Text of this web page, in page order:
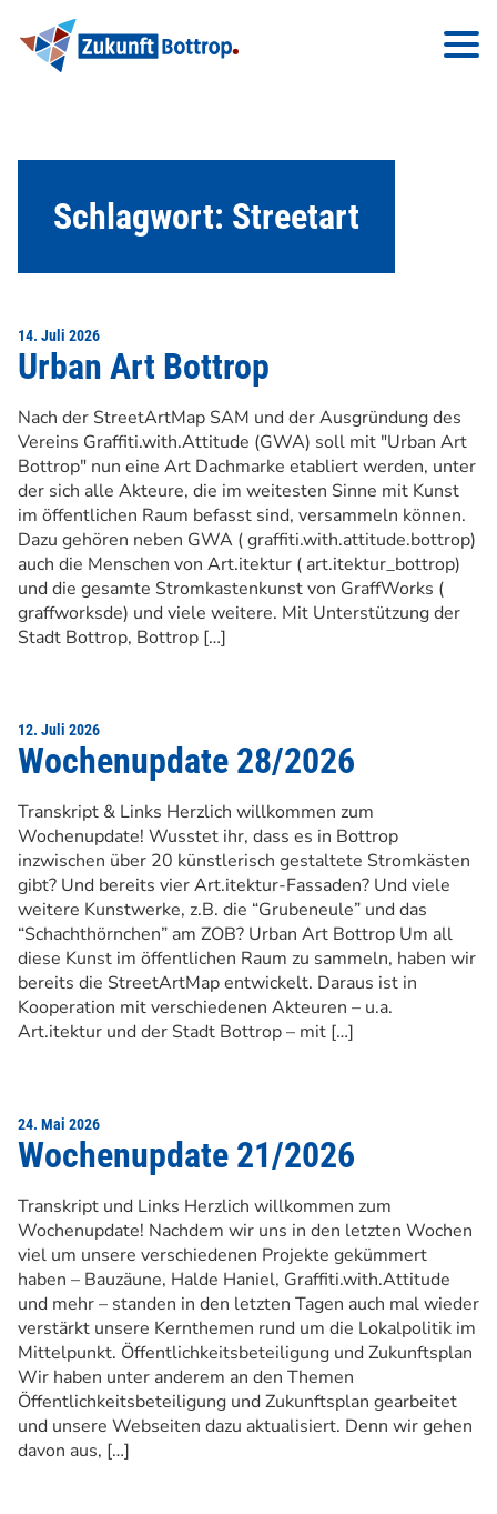
Schlagwort: Streetart
14. Juli 2026
Urban Art Bottrop
Nach der StreetArtMap SAM und der Ausgründung des
Vereins Graffiti.with.Attitude (GWA) soll mit "Urban Art
Bottrop" nun eine Art Dachmarke etabliert werden, unter
der sich alle Akteure, die im weitesten Sinne mit Kunst
im öffentlichen Raum befasst sind, versammeln können.
Dazu gehören neben GWA ( graffiti.with.attitude.bottrop)
auch die Menschen von Art.itektur ( art.itektur_bottrop)
und die gesamte Stromkastenkunst von GraffWorks (
graffworksde) und viele weitere. Mit Unterstützung der
Stadt Bottrop, Bottrop […]
12. Juli 2026
Wochenupdate 28/2026
Transkript & Links Herzlich willkommen zum
Wochenupdate! Wusstet ihr, dass es in Bottrop
inzwischen über 20 künstlerisch gestaltete Stromkästen
gibt? Und bereits vier Art.itektur-Fassaden? Und viele
weitere Kunstwerke, z.B. die “Grubeneule” und das
“Schachthörnchen” am ZOB? Urban Art Bottrop Um all
diese Kunst im öffentlichen Raum zu sammeln, haben wir
bereits die StreetArtMap entwickelt. Daraus ist in
Kooperation mit verschiedenen Akteuren – u.a.
Art.itektur und der Stadt Bottrop – mit […]
24. Mai 2026
Wochenupdate 21/2026
Transkript und Links Herzlich willkommen zum
Wochenupdate! Nachdem wir uns in den letzten Wochen
viel um unsere verschiedenen Projekte gekümmert
haben – Bauzäune, Halde Haniel, Graffiti.with.Attitude
und mehr – standen in den letzten Tagen auch mal wieder
verstärkt unsere Kernthemen rund um die Lokalpolitik im
Mittelpunkt. Öffentlichkeitsbeteiligung und Zukunftsplan
Wir haben unter anderem an den Themen
Öffentlichkeitsbeteiligung und Zukunftsplan gearbeitet
und unsere Webseiten dazu aktualisiert. Denn wir gehen
davon aus, […]